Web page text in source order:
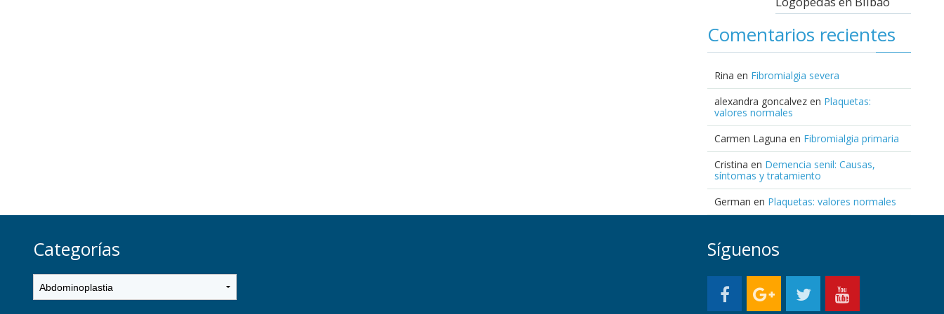
Comentarios recientes
Rina en Fibromialgia severa
alexandra goncalvez en Plaquetas:
valores normales
Carmen Laguna en Fibromialgia primaria
Cristina en Demencia senil: Causas,
síntomas y tratamiento
German en Plaquetas: valores normales
Categorías Síguenos